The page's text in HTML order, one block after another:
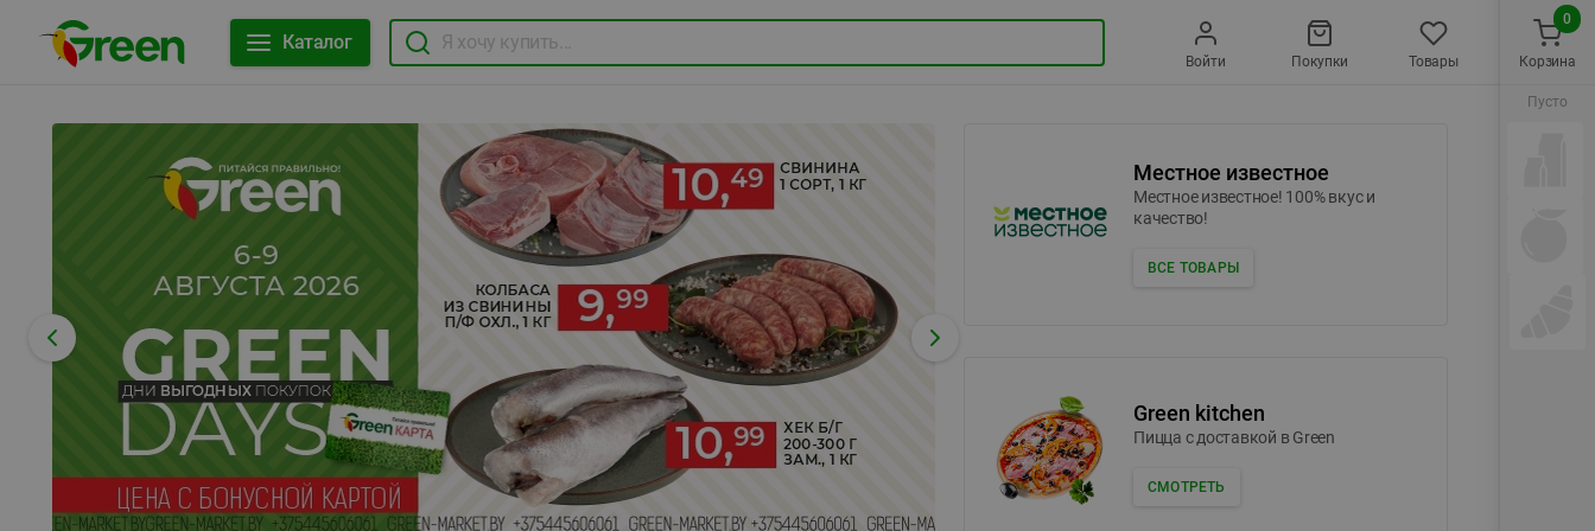
Каталог
Войти Покупки Товары
Местное известное
Местное известное! 100% вкус и
качество!
ВСЕ ТОВАРЫ
Green kitchen
Пицца c доставкой в Green
СМОТРЕТЬ
Корзина
0
Пусто